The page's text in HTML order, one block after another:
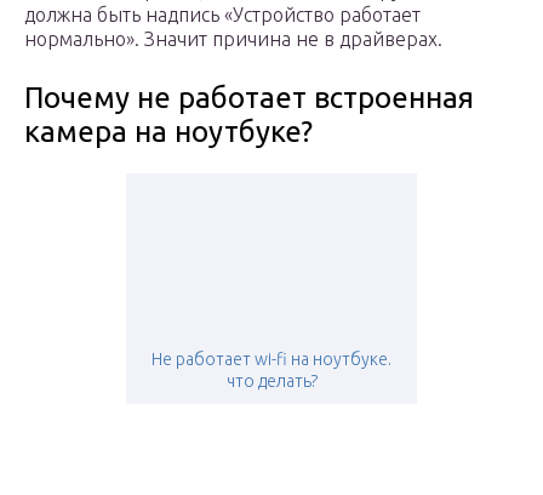
должна быть надпись «Устройство работает
нормально». Значит причина не в драйверах.
Почему не работает встроенная
камера на ноутбуке?
Не работает wi-fi на ноутбуке.
что делать?